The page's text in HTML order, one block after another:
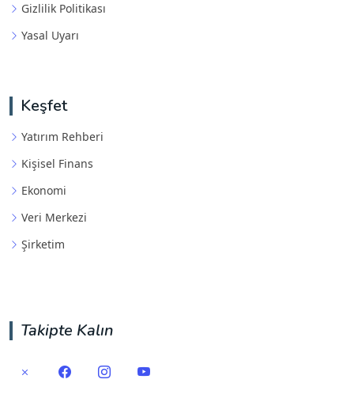
Gizlilik Politikası
Yasal Uyarı
Keşfet
Yatırım Rehberi
Kişisel Finans
Ekonomi
Veri Merkezi
Şirketim
Takipte Kalın